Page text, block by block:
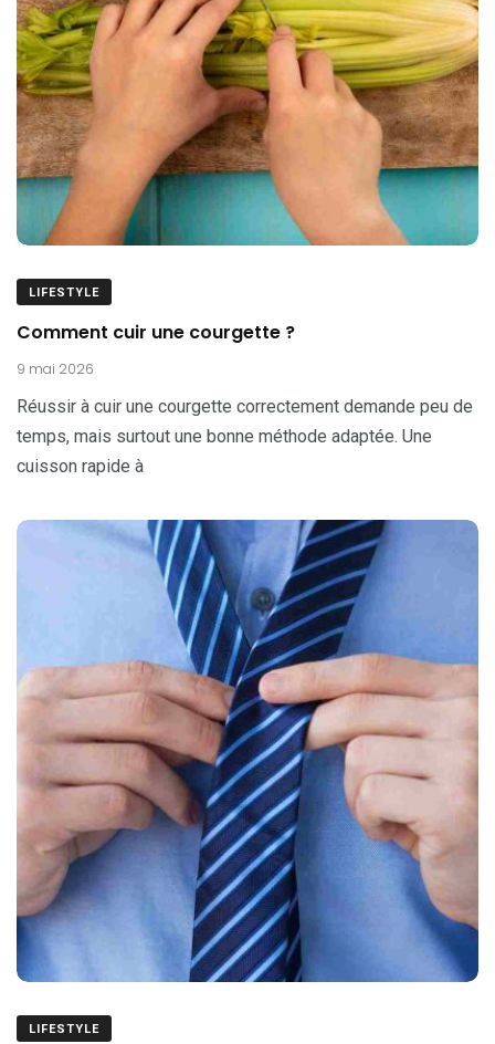
LIFESTYLE
Comment cuir une courgette ?
9 mai 2026
Réussir à cuir une courgette correctement demande peu de
temps, mais surtout une bonne méthode adaptée. Une
cuisson rapide à
LIFESTYLE